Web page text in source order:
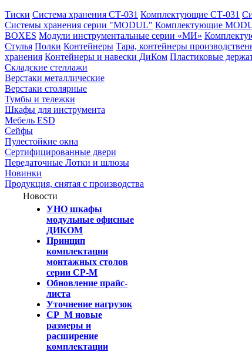
Тиски Система хранения СТ-031 Комплектующие СТ-031
Системы хранения серии "MODUL" Комплектующие
BOXES Модули инструментальные серии «МИ»
Стулья Полки Контейнеры Тара, контейнеры
хранения Контейнеры и навески ДиКом Пластиковые
Складские стеллажи
Верстаки металлические
Верстаки столярные
Тумбы и тележки
Шкафы для инструмента
Мебель ESD
Сейфы
Пулестойкие окна
Сертифицированные двери
Передаточные Лотки и шлюзы
Новинки
Продукция, снятая с производства
Новости
УНО шкафы
модульные офисные
ДИКОМ
Принцип
комплектации
монтажных столов
серии СР-М
Обновление прайс-
листа
Уточнение нагрузок
СР_М новые
размеры и
расширение
комплектации